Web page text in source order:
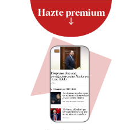
Hazte premium